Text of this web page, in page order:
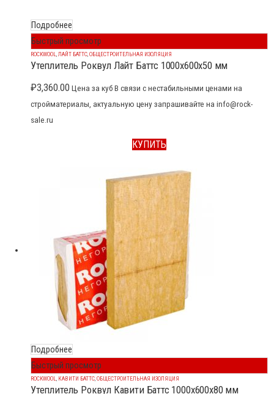
Подробнее
Быстрый просмотр
ROCKWOOL ЛАЙТ БАТТС ОБЩЕСТРОИТЕЛЬНАЯ ИЗОЛЯЦИЯ
Утеплитель Роквул Лайт Баттс 1000x600x50 мм
₽3,360.00 Цена за куб В связи с нестабильными ценами на
стройматериалы, актуальную цену запрашивайте на info@rock-
sale.ru
КУПИТЬ
Подробнее
Быстрый просмотр
ROCKWOOL КАВИТИ БАТТС ОБЩЕСТРОИТЕЛЬНАЯ ИЗОЛЯЦИЯ
Утеплитель Роквул Кавити Баттс 1000x600x80 мм